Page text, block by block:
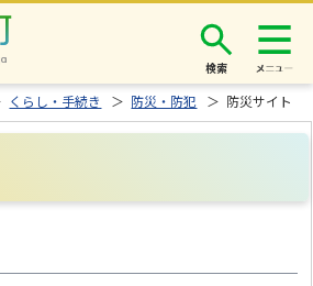
検索
くらし・手続き ＞ 防災・防犯 ＞ 防災サイト